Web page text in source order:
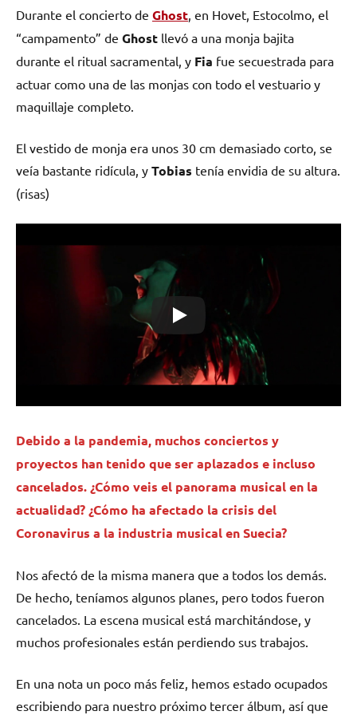
Durante el concierto de Ghost , en Hovet, Estocolmo, el
“campamento” de Ghost llevó a una monja bajita
durante el ritual sacramental, y Fia fue secuestrada para
actuar como una de las monjas con todo el vestuario y
maquillaje completo.
El vestido de monja era unos 30 cm demasiado corto, se
veía bastante ridícula, y Tobias tenía envidia de su altura.
(risas)
Debido a la pandemia, muchos conciertos y
proyectos han tenido que ser aplazados e incluso
cancelados. ¿Cómo veis el panorama musical en la
actualidad? ¿Cómo ha afectado la crisis del
Coronavirus a la industria musical en Suecia?
Nos afectó de la misma manera que a todos los demás.
De hecho, teníamos algunos planes, pero todos fueron
cancelados. La escena musical está marchitándose, y
muchos profesionales están perdiendo sus trabajos.
En una nota un poco más feliz, hemos estado ocupados
escribiendo para nuestro próximo tercer álbum, así que